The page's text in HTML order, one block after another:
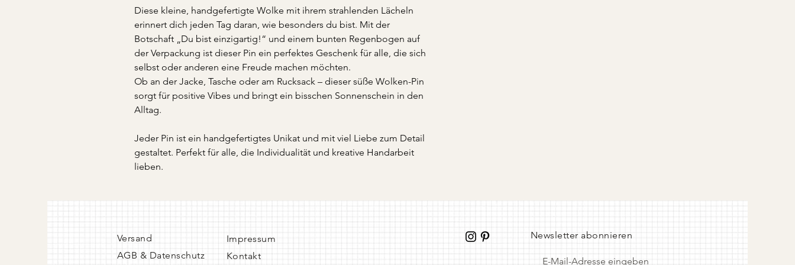
Diese kleine, handgefertigte Wolke mit ihrem strahlenden Lächeln
erinnert dich jeden Tag daran, wie besonders du bist. Mit der
Botschaft „Du bist einzigartig!“ und einem bunten Regenbogen auf
der Verpackung ist dieser Pin ein perfektes Geschenk für alle, die sich
selbst oder anderen eine Freude machen möchten.
Ob an der Jacke, Tasche oder am Rucksack – dieser süße Wolken-Pin
sorgt für positive Vibes und bringt ein bisschen Sonnenschein in den
Alltag.
Jeder Pin ist ein handgefertigtes Unikat und mit viel Liebe zum Detail
gestaltet. Perfekt für alle, die Individualität und kreative Handarbeit
lieben.
Versand
AGB & Datenschutz
Impressum
Kontakt
Newsletter abonnieren